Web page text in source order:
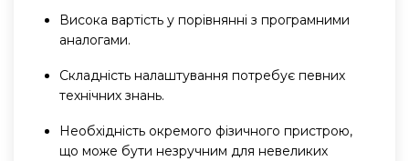
Висока вартість у порівнянні з програмними
аналогами.
Складність налаштування потребує певних
технічних знань.
Необхідність окремого фізичного пристрою,
що може бути незручним для невеликих